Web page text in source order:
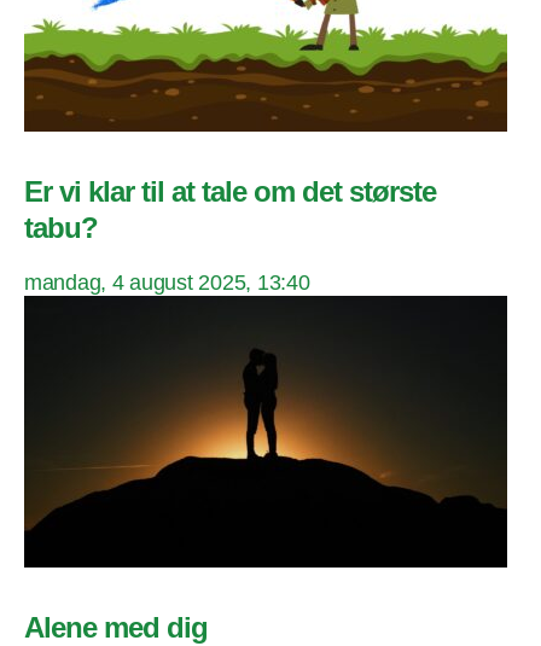
Er vi klar til at tale om det største
tabu?
mandag, 4 august 2025, 13:40
Alene med dig